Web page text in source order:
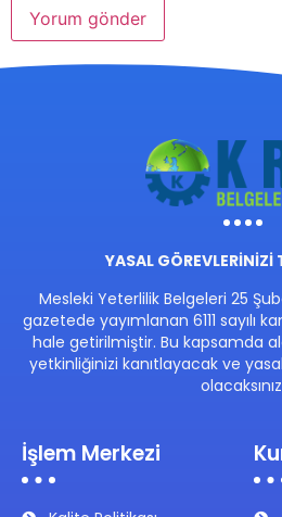
YASAL
Mesleki Yeterlilik Belgeleri 25
gazetede yayımlanan 6111 sayılı
hale getirilmiştir. Bu kapsamda
yetkinliğinizi kanıtlayacak ve
İşlem Merkezi